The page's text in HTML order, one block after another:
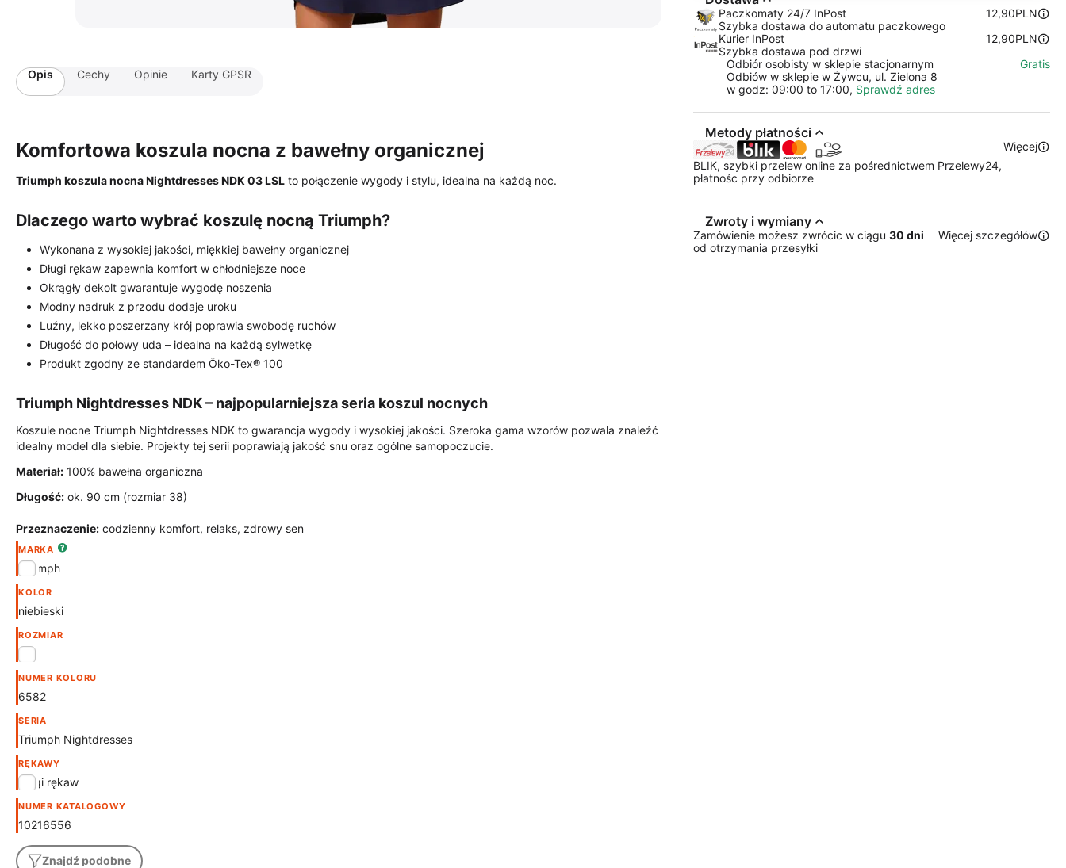
Paczkomaty 24/7 InPost
Szybka dostawa do automatu paczkowego
12,90PLN
Kurier InPost
Szybka dostawa pod drzwi
12,90PLN
Odbiór osobisty w sklepie stacjonarnym
Odbiów w sklepie w Żywcu, ul. Zielona 8
w godz: 09:00 to 17:00, Sprawdź adres
Gratis
Metody płatności
BLIK, szybki przelew online za pośrednictwem Przelewy24,
płatnośc przy odbiorze
Więcej
Zwroty i wymiany
Zamówienie możesz zwrócic w ciągu 30 dni
od otrzymania przesyłki
Więcej szczegółów
Opis Cechy Opinie Karty GPSR
Komfortowa koszula nocna z bawełny organicznej
Triumph koszula nocna Nightdresses NDK 03 LSL to połączenie wygody i stylu, idealna na każdą noc.
Dlaczego warto wybrać koszulę nocną Triumph?
Wykonana z wysokiej jakości, miękkiej bawełny organicznej
Długi rękaw zapewnia komfort w chłodniejsze noce
Okrągły dekolt gwarantuje wygodę noszenia
Modny nadruk z przodu dodaje uroku
Luźny, lekko poszerzany krój poprawia swobodę ruchów
Długość do połowy uda – idealna na każdą sylwetkę
Produkt zgodny ze standardem Öko-Tex® 100
Triumph Nightdresses NDK – najpopularniejsza seria koszul nocnych
Koszule nocne Triumph Nightdresses NDK to gwarancja wygody i wysokiej jakości. Szeroka gama wzorów pozwala znaleźć
idealny model dla siebie. Projekty tej serii poprawiają jakość snu oraz ogólne samopoczucie.
Materiał: 100% bawełna organiczna
Długość: ok. 90 cm (rozmiar 38)
Przeznaczenie: codzienny komfort, relaks, zdrowy sen
MARKA
Triumph
KOLOR
niebieski
ROZMIAR
46
NUMER KOLORU
6582
SERIA
Triumph Nightdresses
RĘKAWY
długi rękaw
NUMER KATALOGOWY
10216556
Znajdź podobne